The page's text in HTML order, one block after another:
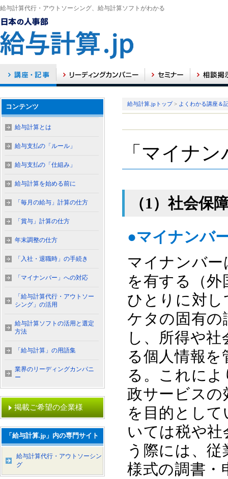
給与計算代行・アウトソーシング、給与計算ソフトがわかる
給与計算.jpトップ> よくわかる講座＆
「マイナ
（1）社会保
●マイナンバ
マイナンバ
を有する（外
ひとりに対し
ケタの固有の
し、所得や
る個人情報
る。これに
政サービスの
を目的として
いては税や社
う際には、
様式の調書・
コンテンツ
給与計算とは
給与支払の「ルール」
給与支払の「仕組み」
給与計算を始める前に
「毎月の給与」計算の仕方
「賞与」計算の仕方
年末調整の仕方
「入社・退職時」の手続き
「マイナンバー」への対応
「給与計算代行・アウトソー
シング」の活用
給与計算ソフトの活用と選定
方法
「給与計算」の用語集
業界のリーディングカンパニ
ー
掲載ご希望の企業様
「給与計算.jp」内の専門サイト
給与計算代行・アウトソーシン
グ